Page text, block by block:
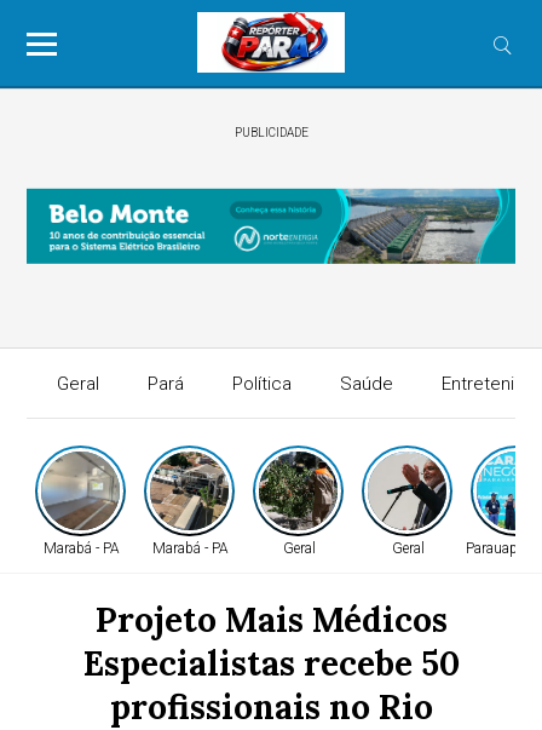
PUBLICIDADE
Geral Pará Política Saúde
Marabá - PA Marabá - PA Geral Geral
Projeto Mais Médicos
Especialistas recebe 50
profissionais no Rio